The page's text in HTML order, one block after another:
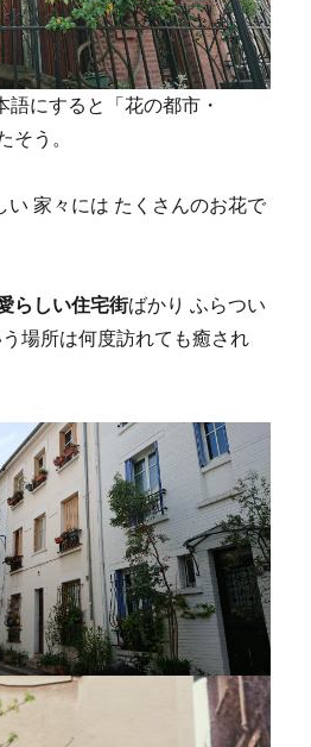
語にすると「花の都市・
そう。
い 家々には たくさんのお花で
らしい住宅街ばかり ふらつい
場所は何度訪れても癒され